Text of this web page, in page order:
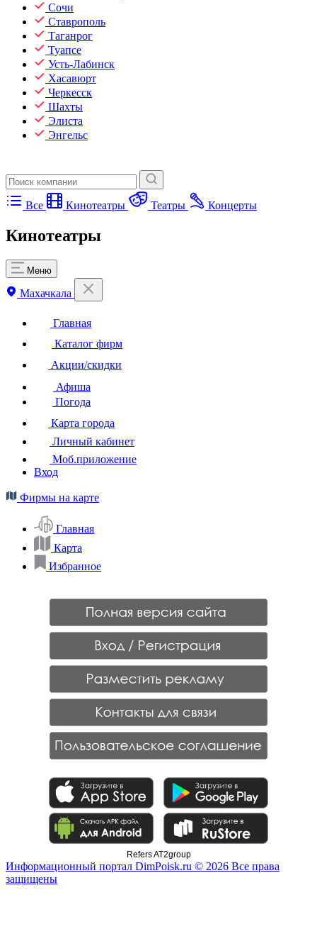
Сочи
Ставрополь
Таганрог
Туапсе
Усть-Лабинск
Хасавюрт
Черкесск
Шахты
Элиста
Энгельс
Все Кинотеатры Театры Концерты
Кинотеатры
Меню
Махачкала
Главная
Каталог фирм
Акции/скидки
Афиша
Погода
Карта города
Личный кабинет
Моб.приложение
Вход
Фирмы на карте
Главная
Карта
Избранное
Refers AT2group
Информационный портал DimPoisk.ru © 2026 Все права
защищены